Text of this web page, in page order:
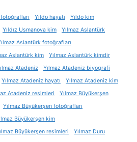
fotoğrafları Yıldo hayatı
Yıldo kim
Yıldız Usmanova kim
Yılmaz Aslantürk
Aslantürk fotoğrafları
Aslantürk kim
Yılmaz Aslantürk kimdir
Atadeniz
Yılmaz Atadeniz biyografi
Yılmaz Atadeniz hayatı
Yılmaz Atadeniz kim
Atadeniz resimleri
Yılmaz Büyükerşen
Yılmaz Büyükerşen fotoğrafları
Büyükerşen kim
Büyükerşen resimleri
Yılmaz Duru